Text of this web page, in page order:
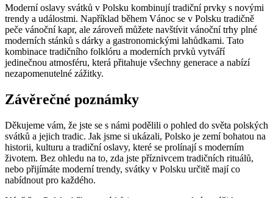
Moderní oslavy svátků⁢ v Polsku kombinují tradiční prvky s novými
trendy a událostmi. Například během ⁢Vánoc se v Polsku tradičně ​
peče ⁣vánoční kapr, ale⁢ zároveň můžete navštívit vánoční trhy plné
moderních stánků s dárky a gastronomickými lahůdkami.‌ Tato​
kombinace tradičního folklóru a moderních prvků vytváří
jedinečnou atmosféru, která přitahuje všechny generace a nabízí
nezapomenutelné zážitky.
Závěrečné ⁢poznámky
Děkujeme vám, že⁢ jste se s námi podělili o‍ pohled do světa polských‌
svátků a jejich tradic. Jak⁤ jsme si ukázali,⁣ Polsko je zemí bohatou na
historii, kulturu⁣ a tradiční oslavy, které se prolínají s moderním
životem. Bez ohledu na to, ⁢zda jste příznivcem tradičních ⁤rituálů,
nebo přijímáte⁢ moderní trendy, svátky v Polsku ⁢určitě mají co
nabídnout pro každého.